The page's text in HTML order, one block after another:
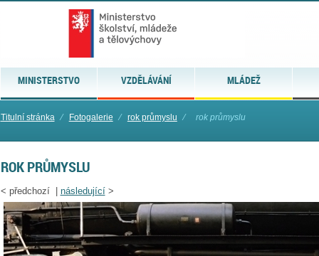
MINISTERSTVO VZDĚLÁVÁNÍ MLÁDEŽ
Titulní stránka ⁄ Fotogalerie ⁄ rok průmyslu ⁄ rok průmyslu
ROK PRŮMYSLU
< předchozí | následující>